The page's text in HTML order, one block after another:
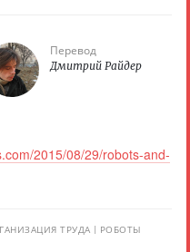
Перевод
Дмитрий Райдер
2015/08/29/robots-and-
ТРУДА РОБОТЫ